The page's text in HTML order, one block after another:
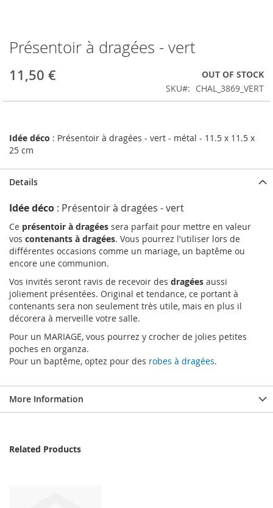
Skip
to
the
beginning
Présentoir à dragées - vert
11,50 €
OUT OF STOCK
SKU
CHAL_3869_VERT
Idée déco : Présentoir à dragées - vert - métal - 11.5 x 11.5 x
25 cm
Details
Idée déco : Présentoir à dragées - vert
Ce présentoir à dragées sera parfait pour mettre en valeur
vos contenants à dragées. Vous pourrez l'utiliser lors de
différentes occasions comme un mariage, un baptême ou
encore une communion.
Vos invités seront ravis de recevoir des dragées aussi
joliement présentées. Original et tendance, ce portant à
contenants sera non seulement très utile, mais en plus il
décorera à merveille votre salle.
Pour un MARIAGE, vous pourrez y crocher de jolies petites
poches en organza.
Pour un baptême, optez pour des robes à dragées.
More Information
Related Products